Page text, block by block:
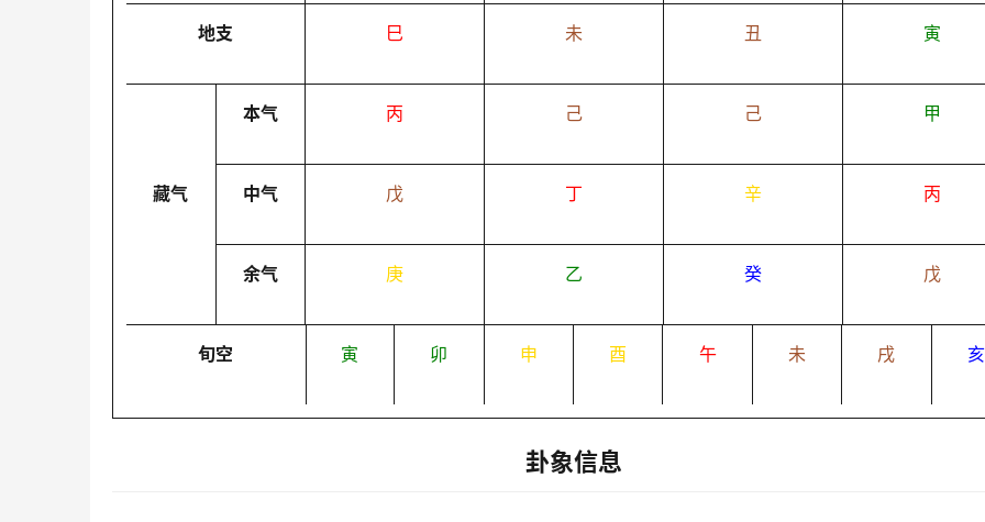
地支 巳 未 丑 寅
本气 丙 己 己 甲
藏气 中气 戊 丁 辛 丙
余气 庚 乙 癸 戊
旬空 寅 卯 申 酉 午 未 戌 亥
卦象信息